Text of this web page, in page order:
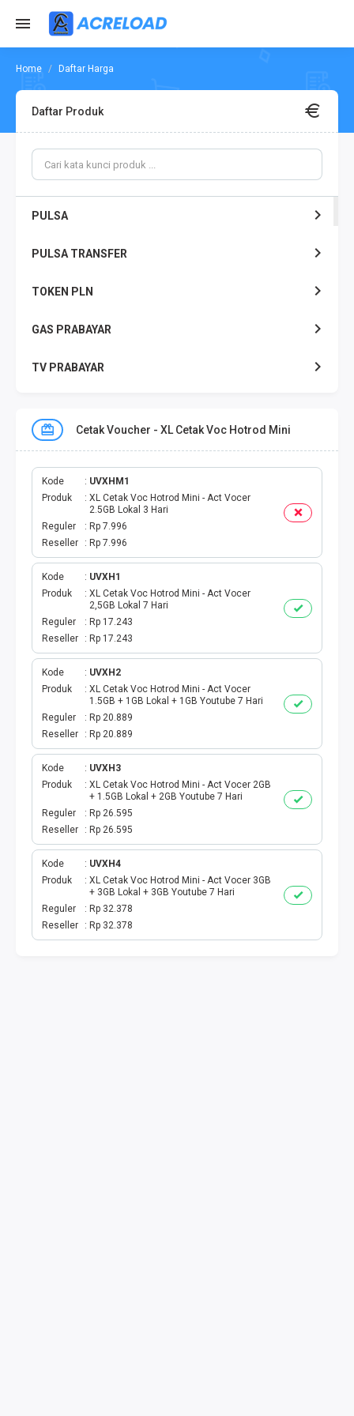
Daftar Harga
Daftar Produk
PULSA
PULSA TRANSFER
TOKEN PLN
GAS PRABAYAR
TV PRABAYAR
TOPUP GAME
KUOTA AXIS
KUOTA INDOSAT
KUOTA SMARTFREN
KUOTA TELKOMSEL
KUOTA TRI
KUOTA XL
TELKOMSEL SPESIAL
INDOSAT SPESIAL
TRI SPESIAL
XL AXIS SPESIAL
KUOTA SMS TELPON
E WALLET
Cetak Voucher - XL Cetak Voc Hotrod Mini
Kode
UVXHM1
Produk
XL Cetak Voc Hotrod Mini - Act Vocer
2.5GB Lokal 3 Hari
Reguler
Rp 7.996
Reseller
Rp 7.996
Kode
UVXH1
Produk
XL Cetak Voc Hotrod Mini - Act Vocer
2,5GB Lokal 7 Hari
Reguler
Rp 17.243
Reseller
Rp 17.243
Kode
UVXH2
Produk
XL Cetak Voc Hotrod Mini - Act Vocer
1.5GB + 1GB Lokal + 1GB Youtube 7 Hari
Reguler
Rp 20.889
Reseller
Rp 20.889
Kode
UVXH3
Produk
XL Cetak Voc Hotrod Mini - Act Vocer 2GB
+ 1.5GB Lokal + 2GB Youtube 7 Hari
Reguler
Rp 26.595
Reseller
Rp 26.595
Kode
UVXH4
Produk
XL Cetak Voc Hotrod Mini - Act Vocer 3GB
+ 3GB Lokal + 3GB Youtube 7 Hari
Reguler
Rp 32.378
Reseller
Rp 32.378